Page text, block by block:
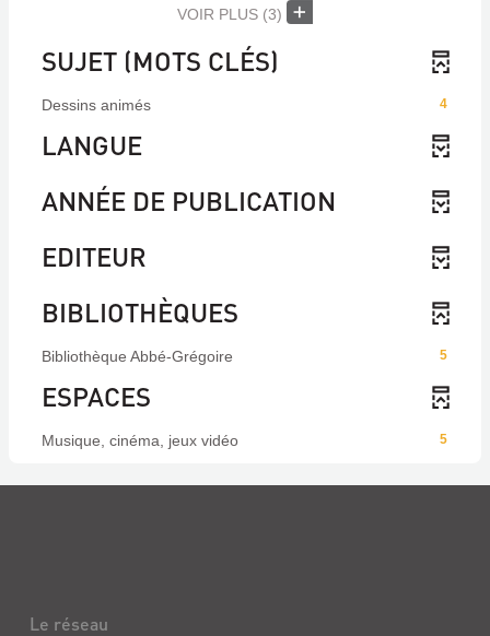
VOIR PLUS (3)
SUJET (MOTS CLÉS)
4
Dessins animés
LANGUE
ANNÉE DE PUBLICATION
EDITEUR
BIBLIOTHÈQUES
5
Bibliothèque Abbé-Grégoire
ESPACES
5
Musique, cinéma, jeux vidéo
Le réseau